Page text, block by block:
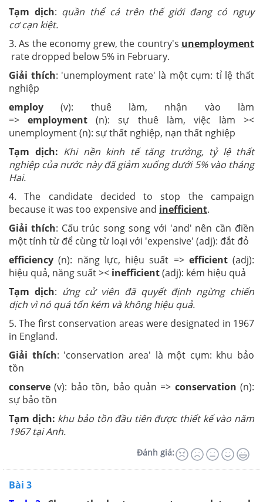
Tạm dịch: quần thể cá trên thế giới đang có nguy
cơ cạn kiệt.
3. As the economy grew, the country's unemployment
rate dropped below 5% in February.
Giải thích: 'unemployment rate' là một cụm: tỉ lệ thất
nghiệp
employ (v): thuê làm, nhận vào làm
=>employment (n): sự thuê làm, việc làm ><
unemployment (n): sự thất nghiệp, nạn thất nghiệp
Tạm dịch: Khi nền kinh tế tăng trưởng, tỷ lệ thất
nghiệp của nước này đã giảm xuống dưới 5% vào tháng
Hai.
4. The candidate decided to stop the campaign
because it was too expensive and inefficient.
Giải thích: Cấu trúc song song với 'and' nên cần điền
một tính từ để cùng từ loại với 'expensive' (adj): đắt đỏ
efficiency (n): năng lực, hiệu suất => efficient(adj):
hiệu quả, năng suất >< inefficient(adj): kém hiệu quả
Tạm dịch: ứng cử viên đã quyết định ngừng chiến
dịch vì nó quá tốn kém và không hiệu quả.
5. The first conservation areas were designated in 1967
in England.
Giải thích: 'conservation area' là một cụm: khu bảo
tồn
conserve (v): bảo tồn, bảo quản => conservation (n):
sự bảo tồn
Tạm dịch: khu bảo tồn đầu tiên được thiết kế vào năm
1967 tại Anh.
Đánh giá:
Bài 3